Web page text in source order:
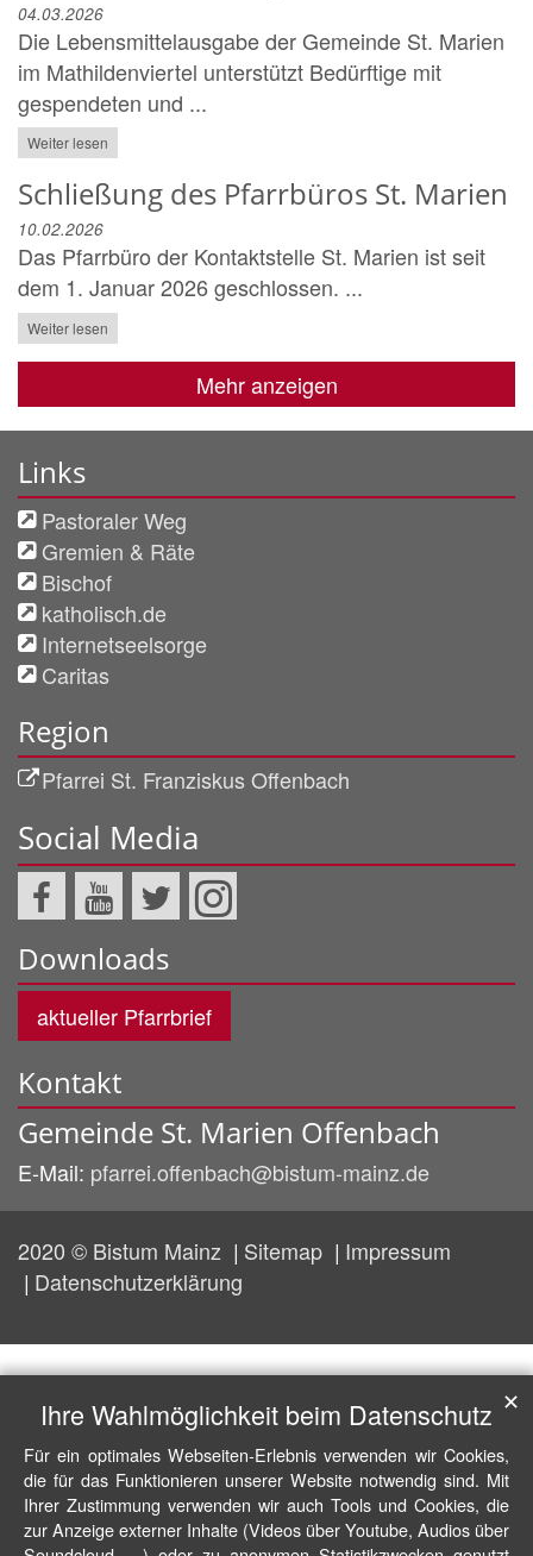
04.03.2026
Die Lebensmittelausgabe der Gemeinde St. Marien
im Mathildenviertel unterstützt Bedürftige mit
gespendeten und ...
Weiter lesen
Schließung des Pfarrbüros St. Marien
10.02.2026
Das Pfarrbüro der Kontaktstelle St. Marien ist seit
dem 1. Januar 2026 geschlossen. ...
Weiter lesen
Mehr anzeigen
Links
Pastoraler Weg
Gremien & Räte
Bischof
katholisch.de
Internetseelsorge
Caritas
Region
Pfarrei St. Franziskus Offenbach
Social Media
Downloads
aktueller Pfarrbrief
Kontakt
Gemeinde St. Marien Offenbach
E-Mail: pfarrei.offenbach@bistum-mainz.de
2020 © Bistum Mainz Sitemap
Impressum
Datenschutzerklärung
Ihre Wahlmöglichkeit beim Datenschutz
Für ein optimales Webseiten-Erlebnis verwenden wir Cookies,
die für das Funktionieren unserer Website notwendig sind. Mit
Ihrer Zustimmung verwenden wir auch Tools und Cookies, die
zur Anzeige externer Inhalte (Videos über Youtube, Audios über
✕